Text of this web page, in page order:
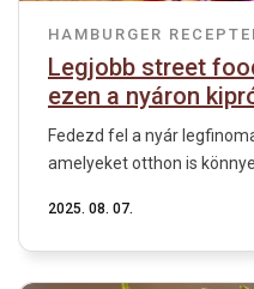
HAMBURGER
Legjobb street
ezen a nyáron
Fedezd fel a nyár
amelyeket otthon is
2025. 08. 07.